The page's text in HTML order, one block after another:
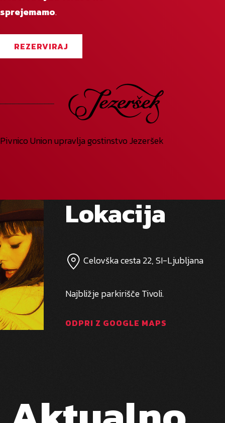
sprejemamo.
REZERVIRAJ
Pivnico Union upravlja gostinstvo Jezeršek
Lokacija
Celovška cesta 22, SI-Ljubljana
Najbližje parkirišče Tivoli.
ODPRI Z GOOGLE MAPS